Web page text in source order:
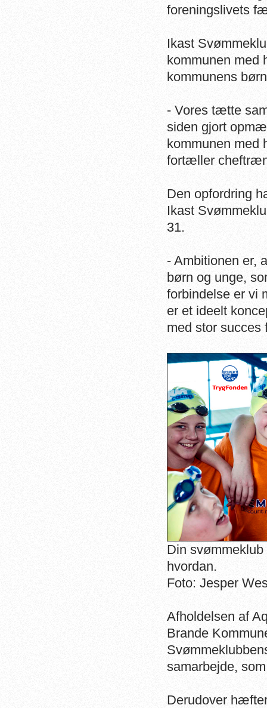
foreningslivets
Ikast
kommunen med
kommunens
- Vores tætte
siden gjort
kommunen med
fortæller
Den opfordring
Ikast
31.
- Ambitionen er,
børn og unge,
forbindelse er vi
er et ideelt
med stor succes
Din
hvordan.
Foto: Jesper
Afholdelsen af
Brande
samarbejde,
Derudover